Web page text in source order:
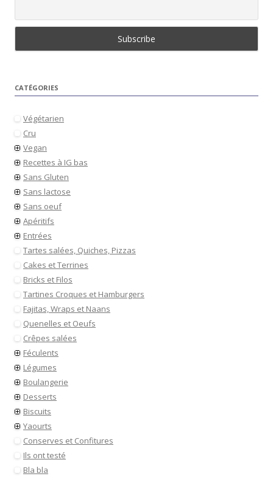
CATÉGORIES
Végétarien
Cru
Vegan
Recettes à IG bas
Sans Gluten
Sans lactose
Sans oeuf
Apéritifs
Entrées
Tartes salées, Quiches, Pizzas
Cakes et Terrines
Bricks et Filos
Tartines Croques et Hamburgers
Fajitas, Wraps et Naans
Quenelles et Oeufs
Crêpes salées
Féculents
Légumes
Boulangerie
Desserts
Biscuits
Yaourts
Conserves et Confitures
Ils ont testé
Bla bla